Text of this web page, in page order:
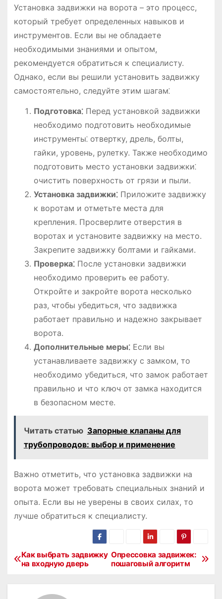
Установка задвижки на ворота – это процесс,
который требует определенных навыков и
инструментов. Если вы не обладаете
необходимыми знаниями и опытом,
рекомендуется обратиться к специалисту.
Однако, если вы решили установить задвижку
самостоятельно, следуйте этим шагам⁚
Подготовка⁚Перед установкой задвижки
необходимо подготовить необходимые
инструменты⁚ отвертку, дрель, болты,
гайки, уровень, рулетку. Также необходимо
подготовить место установки задвижки⁚
очистить поверхность от грязи и пыли.
Установка задвижки⁚Приложите задвижку
к воротам и отметьте места для
крепления. Просверлите отверстия в
воротах и установите задвижку на место.
Закрепите задвижку болтами и гайками.
Проверка⁚После установки задвижки
необходимо проверить ее работу.
Откройте и закройте ворота несколько
раз, чтобы убедиться, что задвижка
работает правильно и надежно закрывает
ворота.
Дополнительные меры⁚Если вы
устанавливаете задвижку с замком, то
необходимо убедиться, что замок работает
правильно и что ключ от замка находится
в безопасном месте.
Читать статью Запорные клапаны для
трубопроводов: выбор и применение
Важно отметить, что установка задвижки на
ворота может требовать специальных знаний и
опыта. Если вы не уверены в своих силах, то
лучше обратиться к специалисту.
Н
Опрессовка задвижек:
пошаговый алгоритм
Как выбрать задвижку
на входную дверь